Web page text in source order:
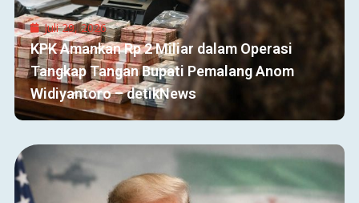
Juli 29, 2026
KPK Amankan Rp 2 Miliar dalam Operasi
Tangkap Tangan Bupati Pemalang Anom
Widiyantoro – detikNews